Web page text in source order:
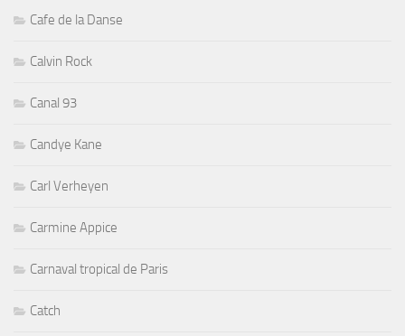
Cafe de la Danse
Calvin Rock
Canal 93
Candye Kane
Carl Verheyen
Carmine Appice
Carnaval tropical de Paris
Catch